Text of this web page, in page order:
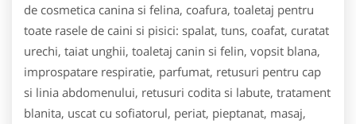
de cosmetica canina si felina, coafura, toaletaj pentru
toate rasele de caini si pisici: spalat, tuns, coafat, curatat
urechi, taiat unghii, toaletaj canin si felin, vopsit blana,
improspatare respiratie, parfumat, retusuri pentru cap
si linia abdomenului, retusuri codita si labute, tratament
blanita, uscat cu sofiatorul, periat, pieptanat, masaj,